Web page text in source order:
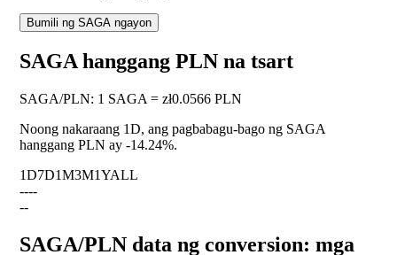
Bumili ng SAGA ngayon
SAGA hanggang PLN na tsart
SAGA/PLN: 1 SAGA = zł0.0566 PLN
Noong nakaraang 1D, ang pagbabagu-bago ng SAGA
hanggang PLN ay -14.24%.
1D7D1M3M1YALL
----
--
SAGA/PLN data ng conversion: mga